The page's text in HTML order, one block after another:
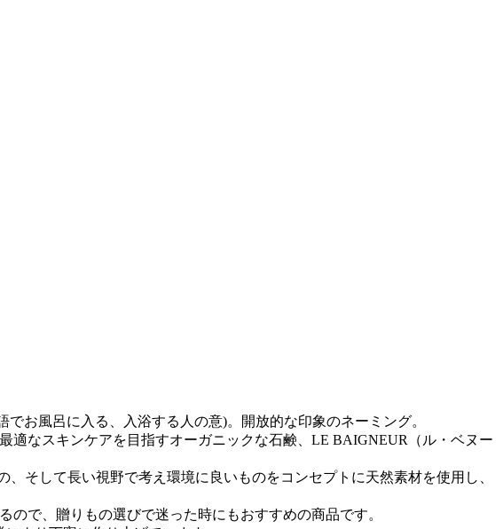
お風呂に入る、入浴する人の意)。開放的な印象のネーミング。
なスキンケアを目指すオーガニックな石鹸、LE BAIGNEUR（ル・ベヌー
そして長い視野で考え環境に良いものをコンセプトに天然素材を使用し、
で、贈りもの選びで迷った時にもおすすめの商品です。